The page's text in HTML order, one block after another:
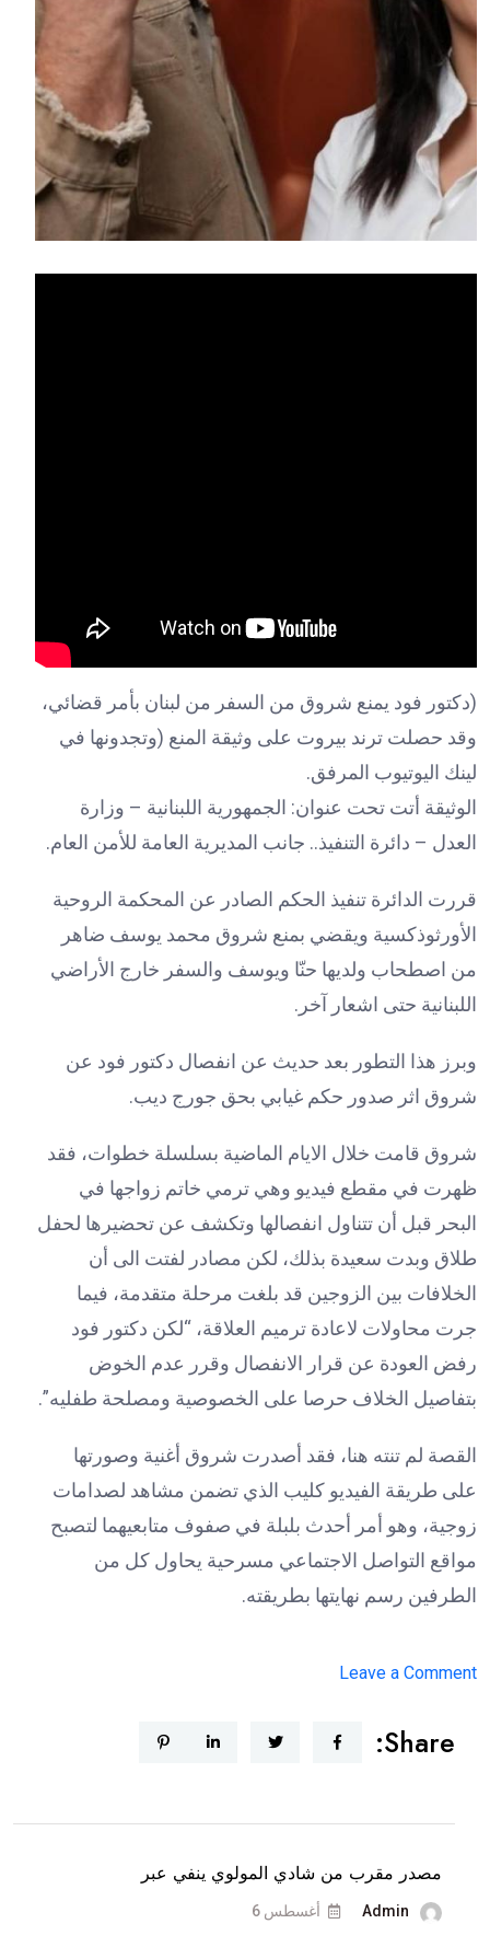
(دكتور فود يمنع شروق من السفر من لبنان بأمر قضائي،
وقد حصلت ترند بيروت على وثيقة المنع (وتجدونها في
لينك اليوتيوب المرفق.
الوثيقة أتت تحت عنوان: الجمهورية اللبنانية – وزارة
العدل – دائرة التنفيذ.. جانب المديرية العامة للأمن العام.
قررت الدائرة تنفيذ الحكم الصادر عن المحكمة الروحية
الأورثوذكسية ويقضي بمنع شروق محمد يوسف ضاهر
من اصطحاب ولديها حنّا ويوسف والسفر خارج الأراضي
اللبنانية حتى اشعار آخر.
وبرز هذا التطور بعد حديث عن انفصال دكتور فود عن
شروق اثر صدور حكم غيابي بحق جورج ديب.
شروق قامت خلال الايام الماضية بسلسلة خطوات، فقد
ظهرت في مقطع فيديو وهي ترمي خاتم زواجها في
البحر قبل أن تتناول انفصالها وتكشف عن تحضيرها لحفل
طلاق وبدت سعيدة بذلك، لكن مصادر لفتت الى أن
الخلافات بين الزوجين قد بلغت مرحلة متقدمة، فيما
جرت محاولات لاعادة ترميم العلاقة، “لكن دكتور فود
رفض العودة عن قرار الانفصال وقرر عدم الخوض
بتفاصيل الخلاف حرصا على الخصوصية ومصلحة طفليه”.
القصة لم تنته هنا، فقد أصدرت شروق أغنية وصورتها
على طريقة الفيديو كليب الذي تضمن مشاهد لصدامات
زوجية، وهو أمر أحدث بلبلة في صفوف متابعيهما لتصبح
مواقع التواصل الاجتماعي مسرحية يحاول كل من
الطرفين رسم نهايتها بطريقته.
Leave a Comment
فود
من
السفر
Share:
مصدر مقرب من شادي المولوي ينفي عبر
Admin أغسطس 6